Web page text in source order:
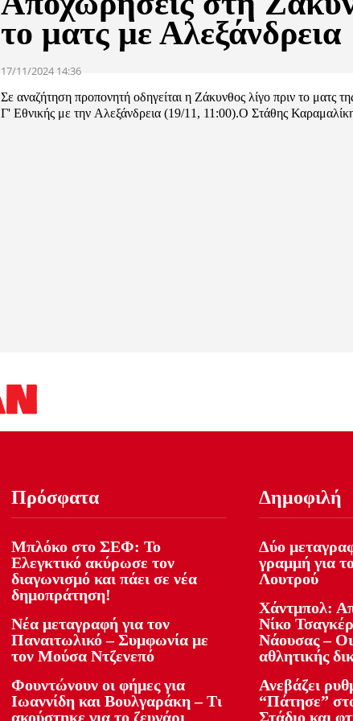
το ματς με Αλεξάνδρεια
17/11/2024 14:36
Σε αναζήτηση προπονητή οδηγείται η Ζάκυνθος λίγο πριν το ματς
Γ' Εθνικής με την Αλεξάνδρεια (19/11, 11:00).Ο Στάθης
Πρόσφατα
Μπλόκο στο ΣΕΦ: Το
Ελεγκτικό ακύρωσε τον
διαγωνισμό και πάει σε νέα
δημοπράτηση!
Νέα μεταγραφή για τον
Παναιτωλικό – Συμφωνία με
τον Μούσα Ντζενεπό
Φουντώνουν οι φήμες για
Ιωαννίδη και Βουλγαράκη – Τι
ακούστηκε για το ζευγάρι
Δημοφιλή
Δύο
γραμμή για
Λουτρού
Χάντμπολ:
Νίκο
Νάουσας –
αθλητικής
Ανεβάζει
“Πάτησε”
Στάδιο και